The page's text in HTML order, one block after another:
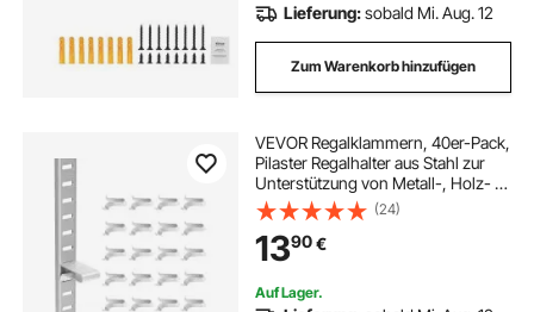
Lieferung:sobald Mi. Aug. 12
Zum Warenkorb hinzufügen
VEVOR Regalklammern, 40er-Pack,
Pilaster Regalhalter aus Stahl zur
Unterstützung von Metall-, Holz- &
Glasregalen, kompatibel mit
Schränken, Bücherregalen,
Schuhregalen, Silber
(24)
1390€
Auf Lager.